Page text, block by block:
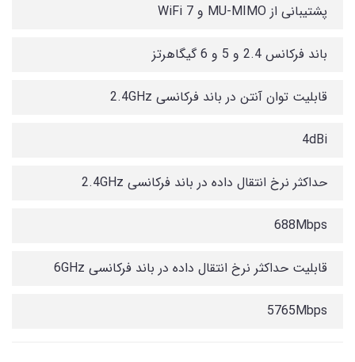
پشتیبانی از MU-MIMO و WiFi 7
باند فرکانس 2.4 و 5 و 6 گیگاهرتز
قابلیت توان آنتن در باند فرکانسی 2.4GHz
4dBi
حداکثر نرخ انتقال داده در باند فرکانسی 2.4GHz
688Mbps
قابلیت حداکثر نرخ انتقال داده در باند فرکانسی 6GHz
5765Mbps